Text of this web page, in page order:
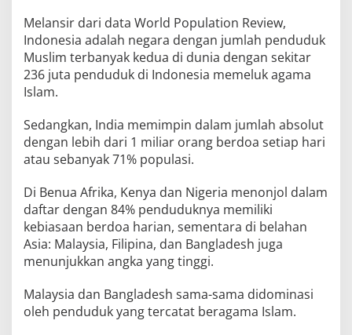
Melansir dari data World Population Review,
Indonesia adalah negara dengan jumlah penduduk
Muslim terbanyak kedua di dunia dengan sekitar
236 juta penduduk di Indonesia memeluk agama
Islam.
Sedangkan, India memimpin dalam jumlah absolut
dengan lebih dari 1 miliar orang berdoa setiap hari
atau sebanyak 71% populasi.
Di Benua Afrika, Kenya dan Nigeria menonjol dalam
daftar dengan 84% penduduknya memiliki
kebiasaan berdoa harian, sementara di belahan
Asia: Malaysia, Filipina, dan Bangladesh juga
menunjukkan angka yang tinggi.
Malaysia dan Bangladesh sama-sama didominasi
oleh penduduk yang tercatat beragama Islam.